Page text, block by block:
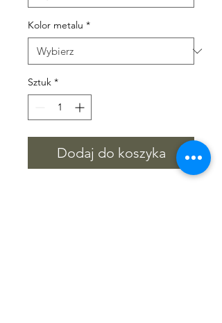
Kolor metalu *
Sztuk *
Dodaj do koszyka